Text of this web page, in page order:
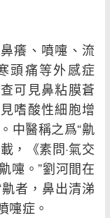
癢、噴嚏、流
頭痛等外感症
可見鼻粘膜蒼
嗜酸性細胞增
中醫稱之爲“鼽
，《素問·氣交
嚏。”劉河間在
者，鼻出清涕
嚏症。